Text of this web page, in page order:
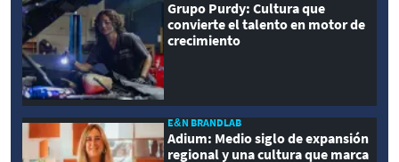
Grupo Purdy: Cultura que
convierte el talento en motor de
crecimiento
E&N BRANDLAB
Adium: Medio siglo de expansión
regional y una cultura que marca